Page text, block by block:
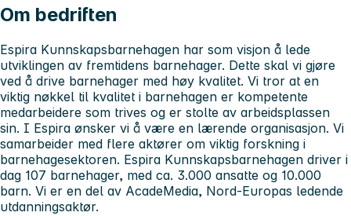
Om bedriften
Espira Kunnskapsbarnehagen har som visjon å lede
utviklingen av fremtidens barnehager. Dette skal vi gjøre
ved å drive barnehager med høy kvalitet. Vi tror at en
viktig nøkkel til kvalitet i barnehagen er kompetente
medarbeidere som trives og er stolte av arbeidsplassen
sin. I Espira ønsker vi å være en lærende organisasjon. Vi
samarbeider med flere aktører om viktig forskning i
barnehagesektoren. Espira Kunnskapsbarnehagen driver i
dag 107 barnehager, med ca. 3.000 ansatte og 10.000
barn. Vi er en del av AcadeMedia, Nord-Europas ledende
utdanningsaktør.